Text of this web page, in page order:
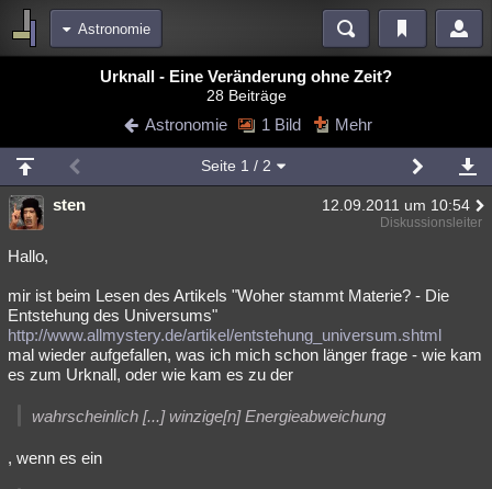
Astronomie
Blogs
Chat Wiki Neuigkeiten
meine Rubriken
Menschen Mystery Kriminalfälle
Spiritualität
Natur Umfragen Unterhaltung
weitere Rubriken
Philosophie Träume Orte Esoterik Literatur
Clash
Urknall - Eine Veränderung ohne Zeit?
28 Beiträge
Astronomie 1 Bild Mehr
Seite 1 / 2
sten 12.09.2011 um 10:54
Diskussionsleiter
Hallo,
mir ist beim Lesen des Artikels "Woher stammt Materie? - Die
Entstehung des Universums"
http://www.allmystery.de/artikel/entstehung_universum.shtml
mal wieder aufgefallen, was ich mich schon länger frage - wie kam
es zum Urknall, oder wie kam es zu der
wahrscheinlich [...] winzige[n] Energieabweichung
, wenn es ein